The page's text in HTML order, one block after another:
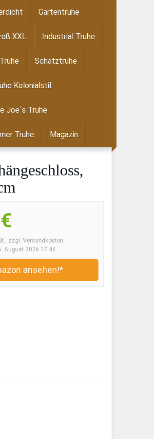
Gartentruhe
XXL Industrial Truhe
Schatztruhe
Kolonialstil
Joe´s Truhe
Truhe Magazin
zzgl. Versandkosten
August 2026 17:44
ansehen!*